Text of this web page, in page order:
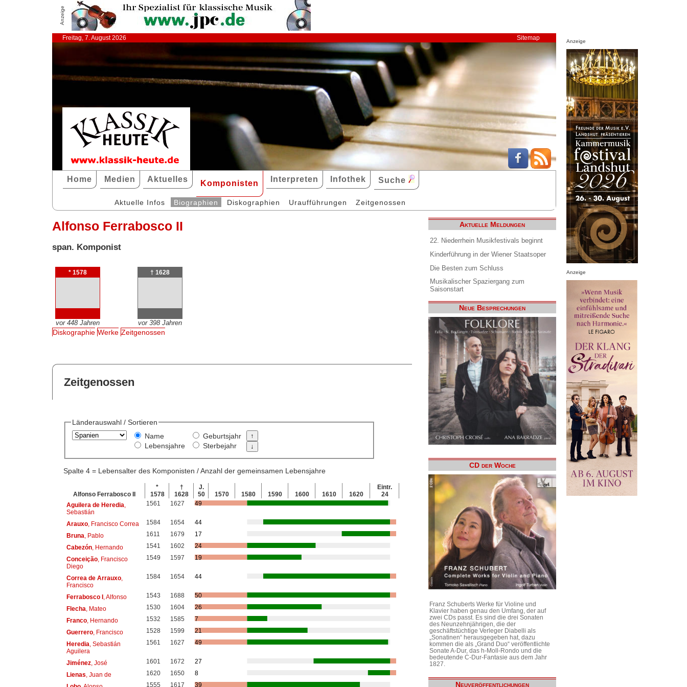
Anzeige
Freitag, 7. August 2026 Sitemap
Home Medien Aktuelles Komponisten Interpreten Infothek Suche
Aktuelle Infos Biographien Diskographien Uraufführungen Zeitgenossen
Alfonso Ferrabosco II
span. Komponist
* 1578
vor 448 Jahren
† 1628
vor 398 Jahren
Diskographie Werke Zeitgenossen
Zeitgenossen
Länderauswahl / Sortieren
Name
Lebensjahre
Geburtsjahr
Sterbejahr
Spalte 4 = Lebensalter des Komponisten / Anzahl der gemeinsamen Lebensjahre
Alfonso Ferrabosco II
*
1578
†
1628
J.
50
1570 1580 1590 1600 1610 1620
Eintr.
24
Aguilera de Heredia
Sebastián
1561 1627 49
Arauxo, Francisco Correa 1584 1654
44
Bruna , Pablo 1611 1679
17
Cabezón, Hernando 1541 1602
24
Conceição, Francisco
Diego
1549 1597 19
Correa de Arrauxo,
Francisco
1584 1654 44
Ferrabosco I, Alfonso 1543 1688
50
Flecha , Mateo 1530 1604
26
Franco, Hernando 1532 1585
7
Guerrero, Francisco 1528 1599
21
Heredia , Sebastián
Aguilera
1561 1627 49
Jiménez, José 1601 1672
27
Lienas , Juan de 1620 1650
8
1555 1617 39
Aktuelle Meldungen
22. Niederrhein Musikfestivals beginnt
Kinderführung in der Wiener Staatsoper
Die Besten zum Schluss
Musikalischer Spaziergang zum
Saisonstart
Neue Besprechungen
CD der Woche
Franz Schuberts Werke für Violine und
Klavier haben genau den Umfang, der auf
zwei CDs passt. Es sind die drei Sonaten
des Neunzehnjährigen, die der
geschäftstüchtige Verleger Diabelli als
„Sonatinen“ herausgegeben hat, dazu
kommen die als „Grand Duo“ veröffentlichte
Sonate A-Dur, das h-Moll-Rondo und die
bedeutende C-Dur-Fantasie aus dem Jahr
1827.
Neuveröffentlichungen
Anzeige
Anzeige